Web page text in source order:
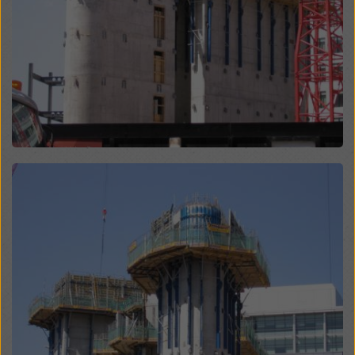
Open
„Odmietnuť“ alebo úpravou svojich
nastavení súborov
kliknutím na nastavenia súborov cookie v
spodnej časti tejto webovej stránky a použitím
príslušných zaškrtávacích políčok. Svoj súhlas môžete
kedykoľvek odvolať s účinkom do budúcnosti a bez
uvedenia dôvodu kliknutím na
nastavenia cookiesv
spodnej časti tejto webovej stránky.
Viac informácií o našich súboroch cookie nájdetev